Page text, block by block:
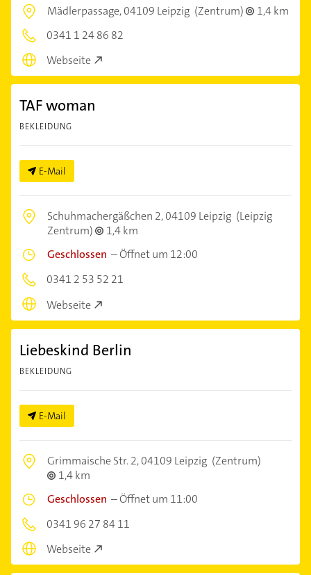
Mädlerpassage,04109 Leipzig (Zentrum)
1,4 km
0341 1 24 86 82
Webseite
TAF woman
BEKLEIDUNG
E-Mail
Schuhmachergäßchen 2,04109 Leipzig (Leipzig
Zentrum)
1,4 km
Geschlossen –Öffnet um 12:00
0341 2 53 52 21
Webseite
Liebeskind Berlin
BEKLEIDUNG
E-Mail
Grimmaische Str. 2,04109 Leipzig (Zentrum)
1,4 km
Geschlossen –Öffnet um 11:00
0341 96 27 84 11
Webseite